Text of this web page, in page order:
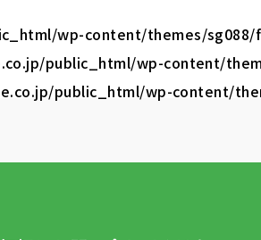
wp-content/themes/sg088/
public_html/wp-content/
public_html/wp-content/